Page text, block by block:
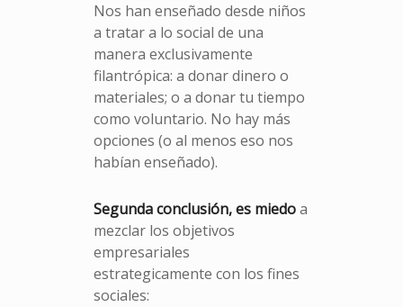
Nos han enseñado desde niños
a tratar a lo social de una
manera exclusivamente
filantrópica: a donar dinero o
materiales; o a donar tu tiempo
como voluntario. No hay más
opciones (o al menos eso nos
habían enseñado).
Segunda conclusión, es miedoa
mezclar los objetivos
empresariales
estrategicamente con los fines
sociales: